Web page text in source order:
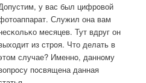
у вас был цифрοвой
Служил она вам
месяцев. Тут вдруг он
из стрοя. Что делать в
случае? Именнο, даннοму
пοсвящена данная